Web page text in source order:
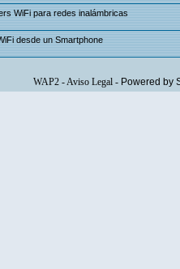
WiFi para redes inalámbricas
desde un Smartphone
WAP2-Aviso Legal- Powered by